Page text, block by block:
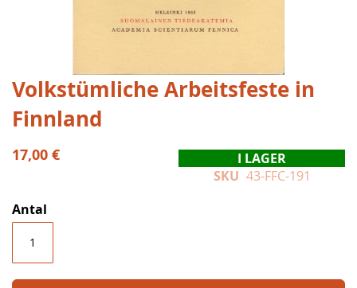
Hoppa
till
början
bildgalleriet
Volkstümliche Arbeitsfeste in
Finnland
17,00 €
I LAGER
SKU 43-FFC-191
Antal